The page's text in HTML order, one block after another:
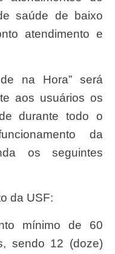
saúde de baixo
atendimento e
aos usuários os
durante todo o
da
os seguintes
da USF:
sendo 12 (doze)